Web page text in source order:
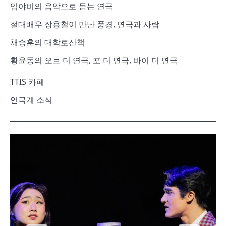
임야비의 음악으로 듣는 연극
절대배우 장용철이 만난 풍경, 연극과 사람
채승훈의 대학로산책
황윤동의 오브 더 연극, 포 더 연극, 바이 더 연극
TTIS 카페
연극계 소식